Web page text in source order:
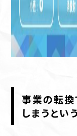
事業の転換
しまうとい